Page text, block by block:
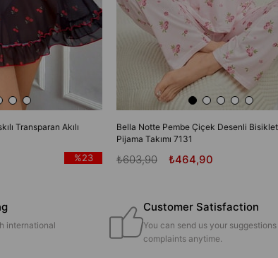
Transparan Akılı
%23
Bella Notte Pembe Çiçek Desenli
Pijama Takımı 7131
₺464,90
₺603,90
international
Customer Satisfaction
You can send us your
complaints anytime.